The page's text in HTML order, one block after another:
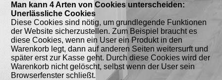
Man kann 4 Arten von Cookies unterscheiden:
Unerlässliche Cookies
Diese Cookies sind nötig, um grundlegende Funktionen
der Website sicherzustellen. Zum Beispiel braucht es
diese Cookies, wenn ein User ein Produkt in den
Warenkorb legt, dann auf anderen Seiten weitersurft und
später erst zur Kasse geht. Durch diese Cookies wird der
Warenkorb nicht gelöscht, selbst wenn der User sein
Browserfenster schließt.